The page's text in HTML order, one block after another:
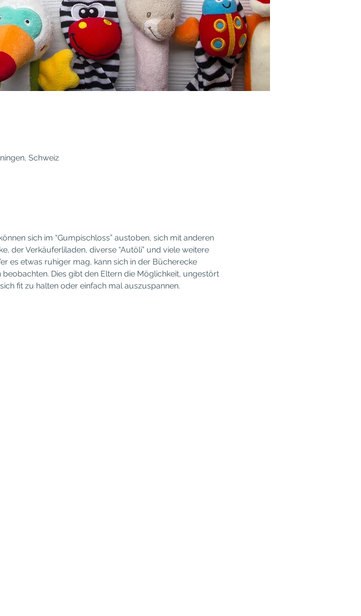
Schweiz
sich im “Gumpischloss” austoben, sich mit anderen
der Verkäuferliladen, diverse “Autöli” und viele weitere
es etwas ruhiger mag, kann sich in der Bücherecke
Dies gibt den Eltern die Möglichkeit, ungestört
fit zu halten oder einfach mal auszuspannen.